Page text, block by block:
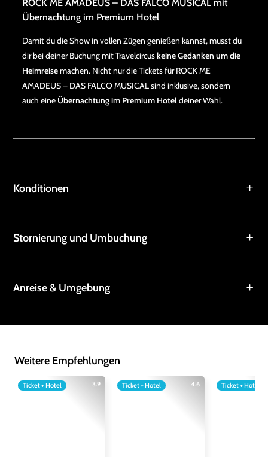
ROCK ME AMADEUS – DAS FALCO MUSICAL mit
Übernachtung im Premium Hotel
Damit du die Show in vollen Zügen genießen kannst, musst du
dir bei deiner Buchung mit Travelcircuskeine Gedanken um die
Heimreisemachen. Nicht nur die Tickets für ROCK ME
AMADEUS – DAS FALCO MUSICAL sind inklusive, sondern
auch eine Übernachtung im Premium Hoteldeiner Wahl.
Konditionen
Stornierung und Umbuchung
Anreise & Umgebung
Weitere Empfehlungen
3.9
Ticket + Hotel 4.6
Ticket + Hotel Ticket + Hotel